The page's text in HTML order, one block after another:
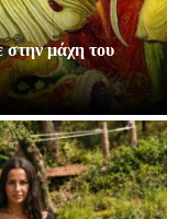
μάχη του